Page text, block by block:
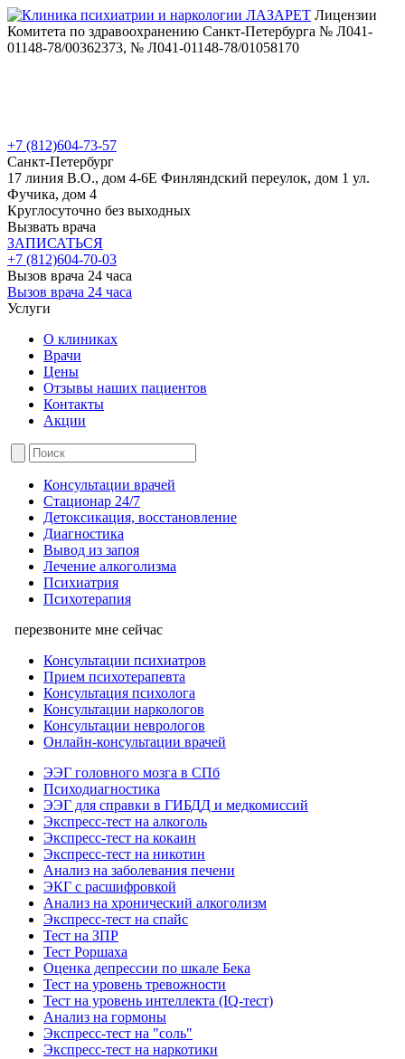
Лицензии
Комитета по здравоохранению Санкт-Петербурга № Л041-
01148-78/00362373, № Л041-01148-78/01058170
+7 (812)604-73-57
Санкт-Петербург
17 линия В.О., дом 4-6Е Финляндский переулок, дом 1 ул.
Фучика, дом 4
Круглосуточно без выходных
Вызвать врача
ЗАПИСАТЬСЯ
+7 (812)604-70-03
Вызов врача 24 часа
Вызов врача 24 часа
Услуги
О клиниках
Врачи
Цены
Отзывы наших пациентов
Контакты
Акции
Консультации врачей
Стационар 24/7
Детоксикация, восстановление
Диагностика
Вывод из запоя
Лечение алкоголизма
Психиатрия
Психотерапия
перезвоните мне сейчас
Консультации психиатров
Прием психотерапевта
Консультация психолога
Консультации наркологов
Консультации неврологов
Онлайн-консультации врачей
ЭЭГ головного мозга в СПб
Психодиагностика
ЭЭГ для справки в ГИБДД и медкомиссий
Экспресс-тест на алкоголь
Экспресс-тест на кокаин
Экспресс-тест на никотин
Анализ на заболевания печени
ЭКГ с расшифровкой
Анализ на хронический алкоголизм
Экспресс-тест на спайс
Тест на ЗПР
Тест Роршаха
Оценка депрессии по шкале Бека
Тест на уровень тревожности
Тест на уровень интеллекта (IQ-тест)
Анализ на гормоны
Экспресс-тест на "соль"
Экспресс-тест на наркотики